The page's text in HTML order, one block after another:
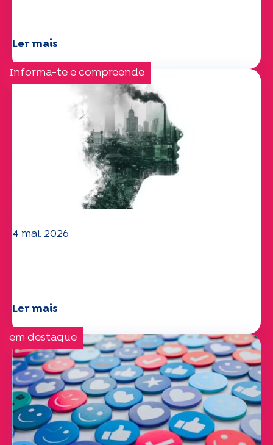
Ler mais
Informa-te e compreende
4 mai. 2026
Ler mais
em destaque